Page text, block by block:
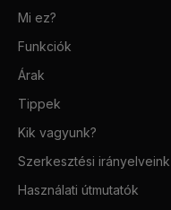
Mi ez?
Funkciók
Árak
Tippek
Kik vagyunk?
Szerkesztési irányelveink
Használati útmutatók